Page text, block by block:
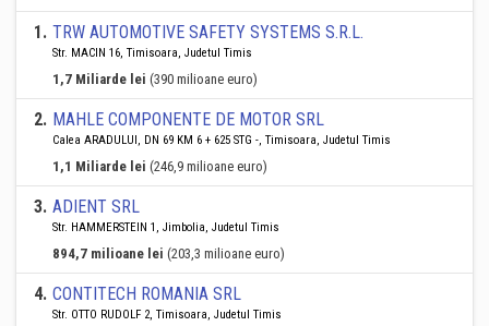
1. TRW AUTOMOTIVE SAFETY SYSTEMS S.R.L.
Str. MACIN 16, Timisoara, Judetul Timis
1,7 Miliarde lei (390 milioane euro)
2. MAHLE COMPONENTE DE MOTOR SRL
Calea ARADULUI, DN 69 KM 6 + 625 STG -, Timisoara, Judetul Timis
1,1 Miliarde lei (246,9 milioane euro)
3. ADIENT SRL
Str. HAMMERSTEIN 1, Jimbolia, Judetul Timis
894,7 milioane lei (203,3 milioane euro)
4. CONTITECH ROMANIA SRL
Str. OTTO RUDOLF 2, Timisoara, Judetul Timis